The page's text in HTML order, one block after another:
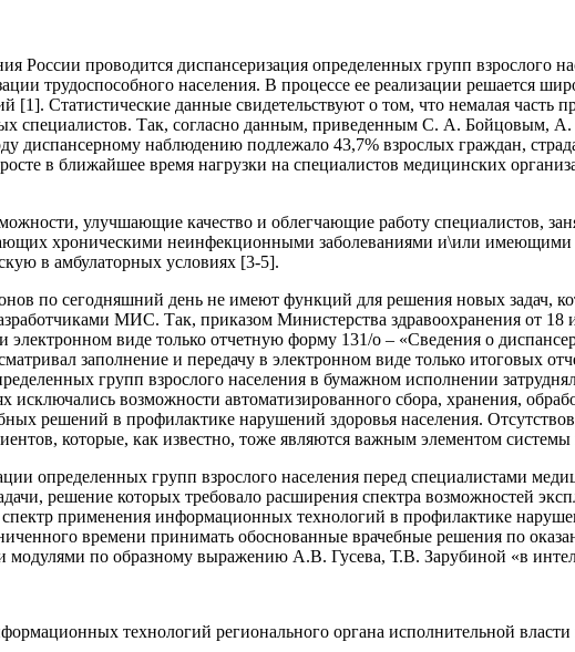
России проводится диспансеризация определенных групп взрослого
трудоспособного населения. В процессе ее реализации решается
[1]. Статистические данные свидетельствуют о том, что немалая
специалистов. Так, согласно данным, приведенным С. А. Бойцовым, А.
диспансерному наблюдению подлежало 43,7% взрослых граждан,
в ближайшее время нагрузки на специалистов медицинских
улучшающие качество и облегчающие работу специалистов,
хроническими неинфекционными заболеваниями и\или имеющими
в амбулаторных условиях [3-5].
по сегодняшний день не имеют функций для решения новых задач,
МИС. Так, приказом Министерства здравоохранения от
виде только отчетную форму 131/о – «Сведения о
заполнение и передачу в электронном виде только итоговых
групп взрослого населения в бумажном исполнении
исключались возможности автоматизированного сбора, хранения,
решений в профилактике нарушений здоровья населения.
которые, как известно, тоже являются важным элементом
определенных групп взрослого населения перед специалистами
решение которых требовало расширения спектра возможностей
применения информационных технологий в профилактике
времени принимать обоснованные врачебные решения по
по образному выражению А.В. Гусева, Т.В. Зарубиной «в
технологий регионального органа исполнительной